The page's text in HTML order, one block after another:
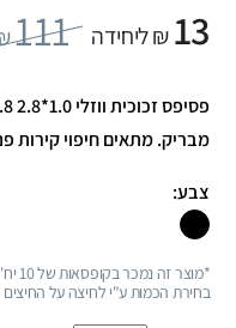
13₪ ליחידה 111
מבריק. מתאים חיפוי קירות
צבע:
*מוצר זה נמכר בקופסאות של 10 יח'
בחירת הכמות ע"י לחיצה על החיצים